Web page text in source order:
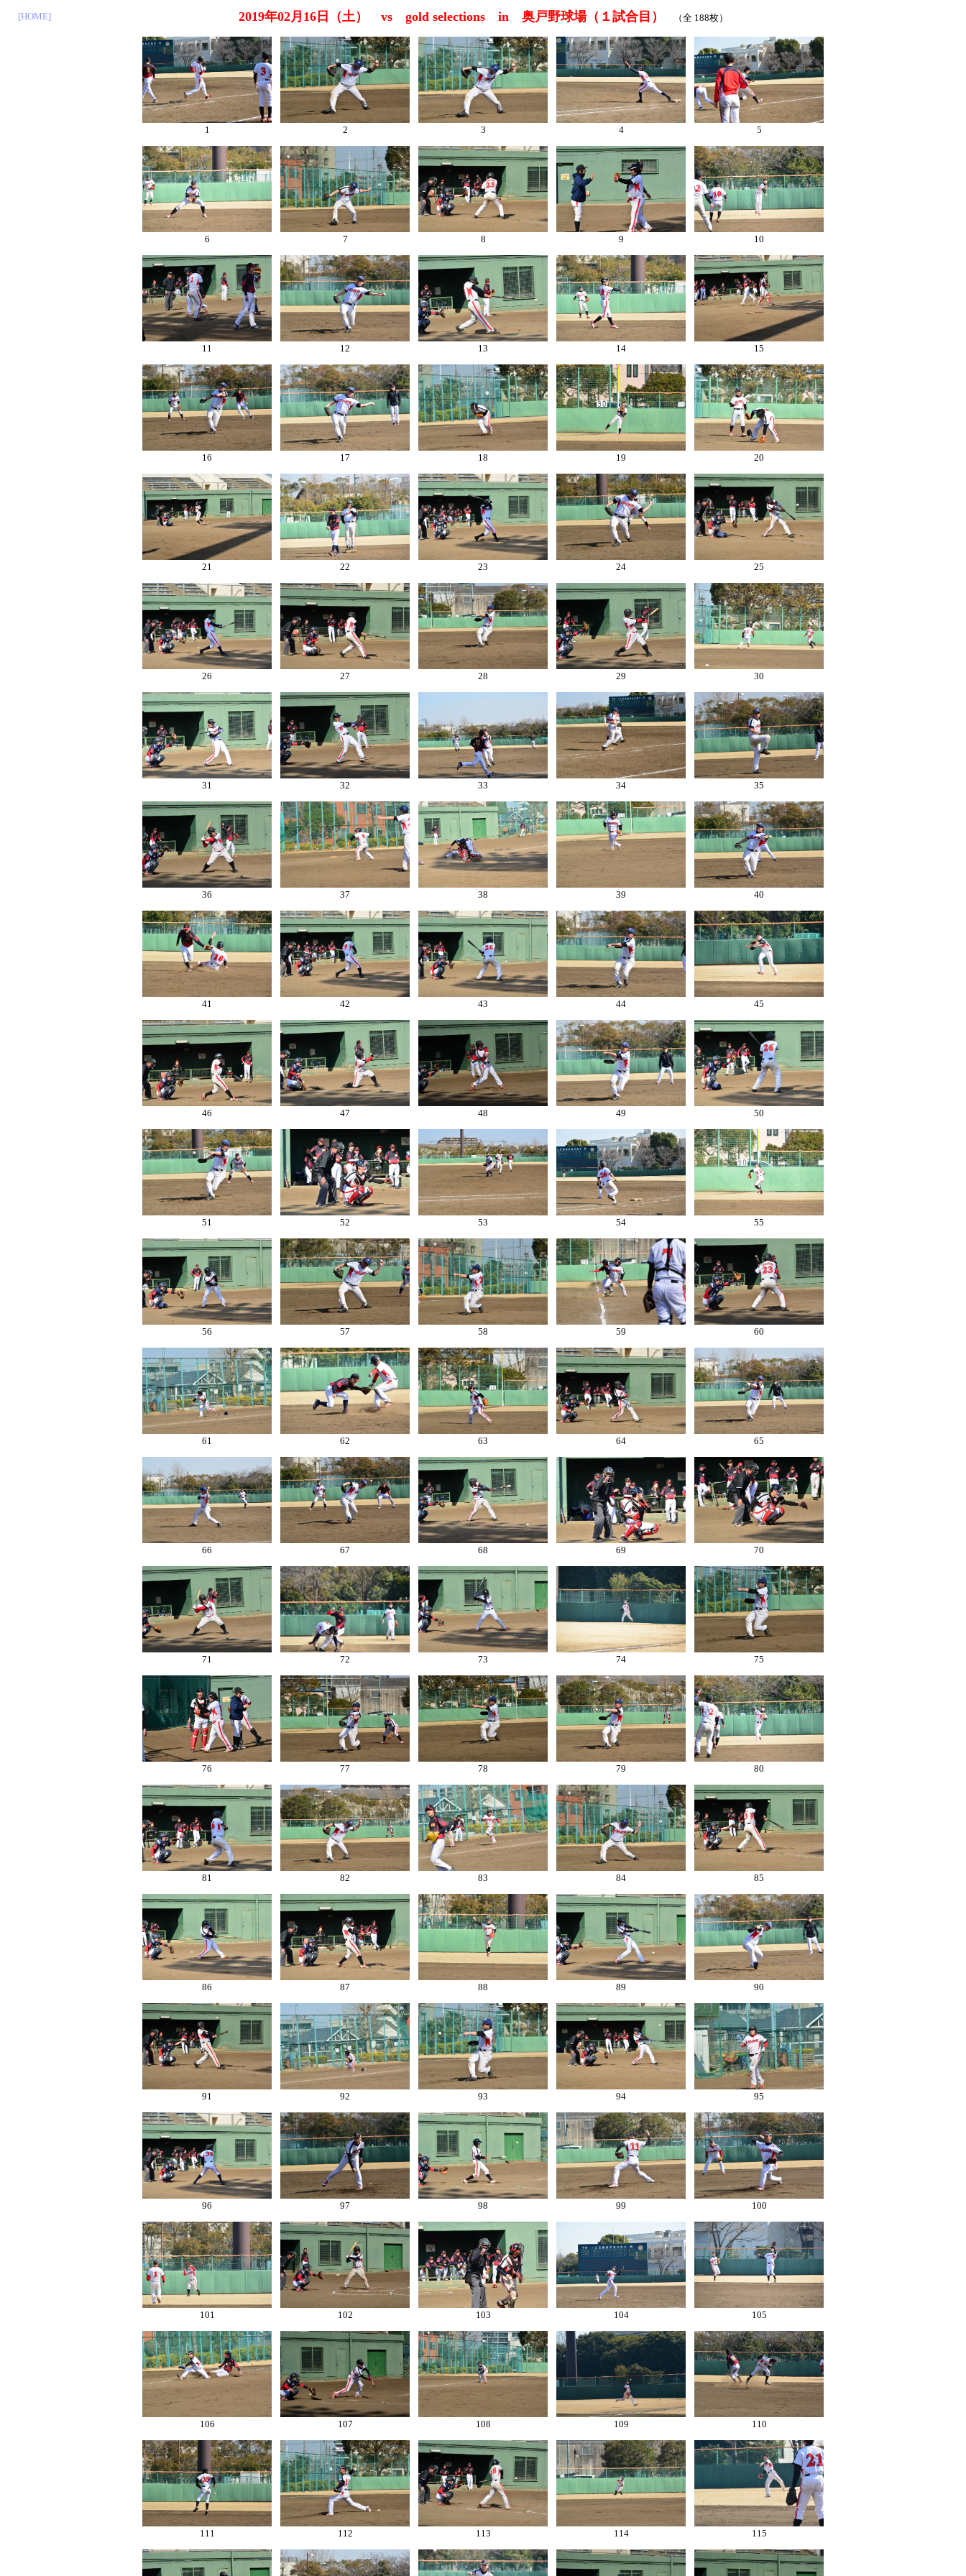
[HOME] 2019年02月16日（土） vs gold selections in 奥戸野球場（１試合目） （全 188枚）
1 2 3 4 5
6 7 8 9 10
11 12 13 14 15
16 17 18 19 20
21 22 23 24 25
26 27 28 29 30
31 32 33 34 35
36 37 38 39 40
41 42 43 44 45
46 47 48 49 50
51 52 53 54 55
56 57 58 59 60
61 62 63 64 65
66 67 68 69 70
71 72 73 74 75
76 77 78 79 80
81 82 83 84 85
86 87 88 89 90
91 92 93 94 95
96 97 98 99 100
101 102 103 104 105
106 107 108 109 110
111 112 113 114 115